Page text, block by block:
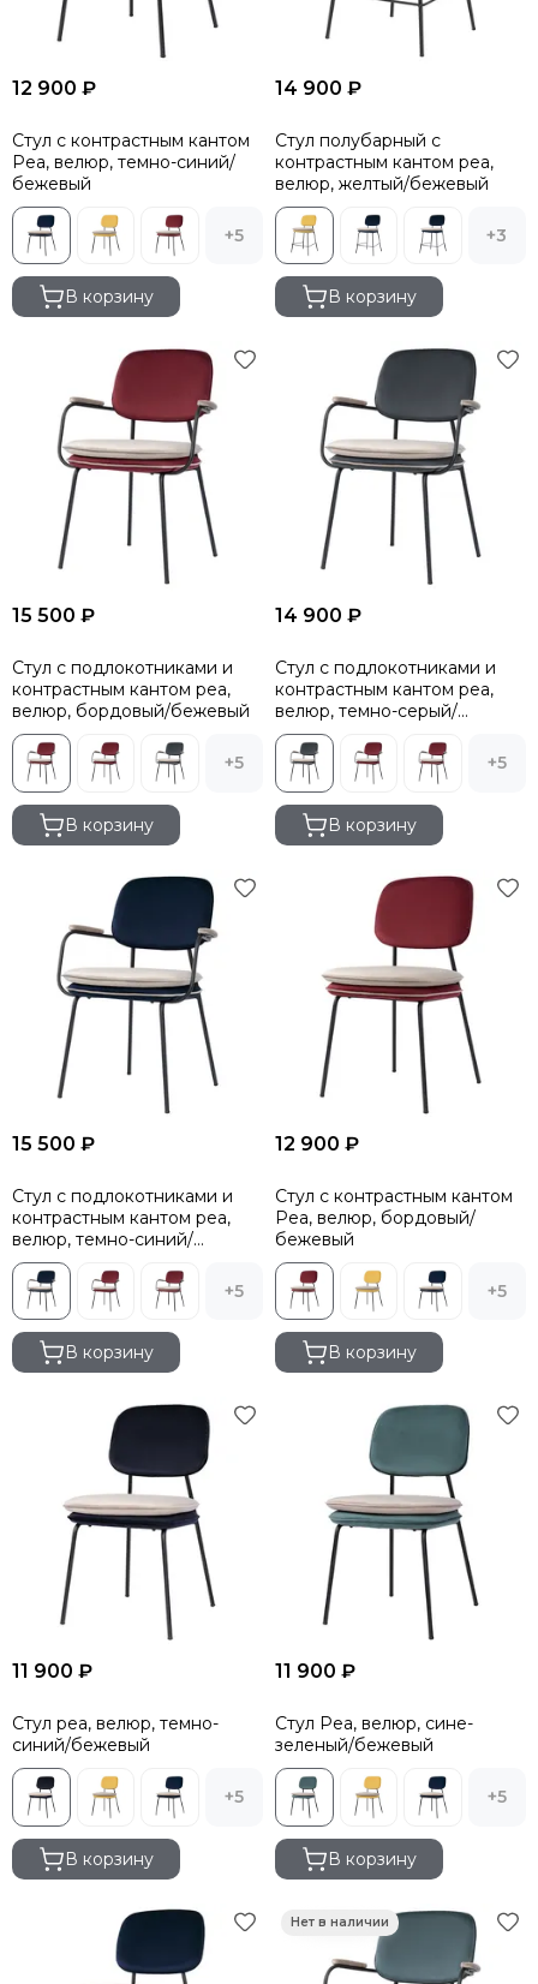
12 900 ₽
Стул с контрастным кантом
Pea, велюр, темно-синий/
бежевый
+5
В корзину
14 900 ₽
Стул полубарный с
контрастным кантом pea,
велюр, желтый/бежевый
+3
В корзину
15 500 ₽
Стул с подлокотниками и
контрастным кантом pea,
велюр, бордовый/бежевый
+5
В корзину
14 900 ₽
Стул с подлокотниками и
контрастным кантом pea,
велюр, темно-серый/
бежевый
+5
В корзину
15 500 ₽
Стул с подлокотниками и
контрастным кантом pea,
велюр, темно-синий/
бежевый
+5
В корзину
12 900 ₽
Стул с контрастным кантом
Pea, велюр, бордовый/
бежевый
+5
В корзину
11 900 ₽
Стул pea, велюр, темно-
синий/бежевый
+5
В корзину
11 900 ₽
Стул Pea, велюр, сине-
зеленый/бежевый
+5
В корзину